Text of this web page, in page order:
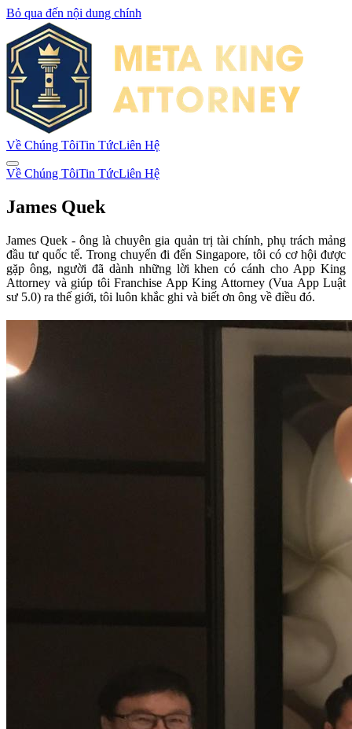
Bỏ qua đến nội dung chính
Về Chúng TôiTin TứcLiên Hệ
Về Chúng TôiTin TứcLiên Hệ
James Quek
James Quek - ông là chuyên gia quản trị tài chính, phụ trách mảng
đầu tư quốc tế. Trong chuyến đi đến Singapore, tôi có cơ hội được
gặp ông, người đã dành những lời khen có cánh cho App King
Attorney và giúp tôi Franchise App King Attorney (Vua App Luật
sư 5.0) ra thế giới, tôi luôn khắc ghi và biết ơn ông về điều đó.